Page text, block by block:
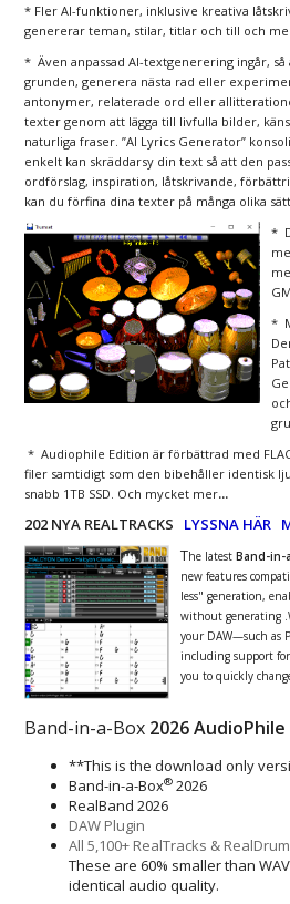
* Fler AI-funktioner, inklusive kreativa
genererar teman, stilar, titlar och till och
* Även anpassad AI-textgenerering ingår,
grunden, generera nästa rad eller
antonymer, relaterade ord eller
texter genom att lägga till livfulla bilder,
naturliga fraser. ”AI Lyrics Generator”
enkelt kan skräddarsy din text så att den
ordförslag, inspiration, låtskrivande,
kan du förfina dina texter på många olika sätt.
*
*
* Audiophile Edition är förbättrad med
filer samtidigt som den bibehåller identisk
snabb 1TB SSD. Och mycket mer...
202 NYA REALTRACKS
LYSSNA HÄR
The latest Band-in-
new features
less" generation,
without generating
your DAW—such as
including support
you to quickly
Band-in-a-Box 2026AudioPhile
**This is the download only
Band-in-a-Box®2026
RealBand 2026
DAW Plugin
All 5,100+ RealTracks &
These are 60% smaller than
identical audio quality.